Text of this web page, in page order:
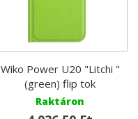
Wiko Power U20 "Litchi "
(green) flip tok
Raktáron